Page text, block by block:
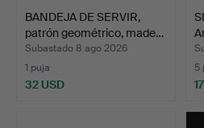
BANDEJA DE SERVIR,
patrón geométrico, made…
Subastado 8 ago 2026
1 puja
32 USD
5